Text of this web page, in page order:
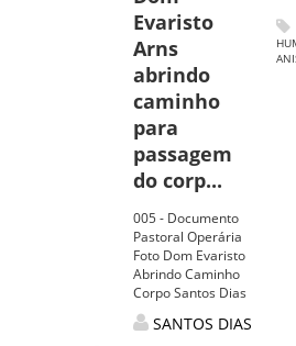
Evaristo
Arns
abrindo
caminho
para
passagem
do corp...
005 - Documento
Pastoral Operária
Foto Dom Evaristo
Abrindo Caminho
Corpo Santos Dias
SANTOS DIAS